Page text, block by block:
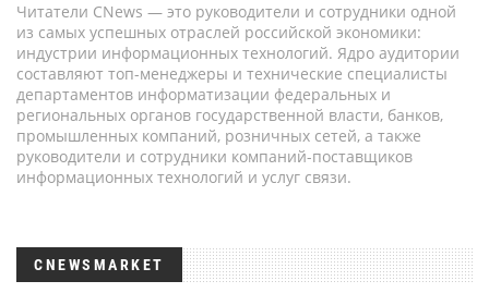
Читатели CNews — это руководители и сотрудники одной
из самых успешных отраслей российской экономики:
индустрии информационных технологий. Ядро аудитории
составляют топ-менеджеры и технические специалисты
департаментов информатизации федеральных и
региональных органов государственной власти, банков,
промышленных компаний, розничных сетей, а также
руководители и сотрудники компаний-поставщиков
информационных технологий и услуг связи.
CNEWSMARKET